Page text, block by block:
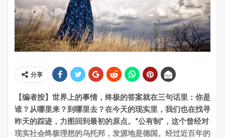
分享
【编者按】世界上的事情，终极的答案就在三句话里：你是
谁？从哪里来？到哪里去？在今天的现实里，我们也在找寻
昨天的踪迹，力图回到最初的原点。“公有制”，这个曾经对
现实社会终极理想的乌托邦，发源地是德国。经过近百年的